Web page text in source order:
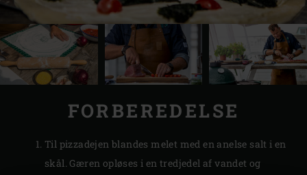
FORBEREDELSE
Til pizzadejen blandes melet med en anelse salt i en
skål. Gæren opløses i en tredjedel af vandet og